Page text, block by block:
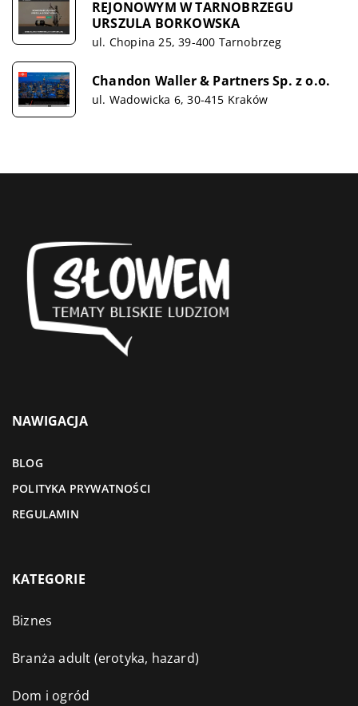
REJONOWYM W TARNOBRZEGU
URSZULA BORKOWSKA
ul. Chopina 25, 39-400 Tarnobrzeg
Chandon Waller & Partners Sp. z o.o.
ul. Wadowicka 6, 30-415 Kraków
NAWIGACJA
BLOG
POLITYKA PRYWATNOŚCI
REGULAMIN
KATEGORIE
Biznes
Branża adult (erotyka, hazard)
Dom i ogród